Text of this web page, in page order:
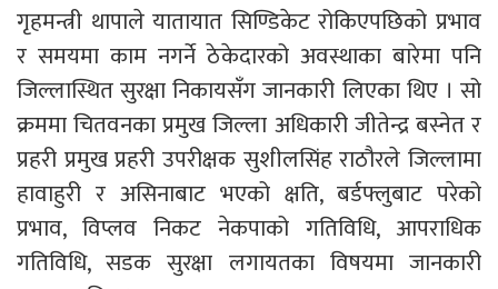
गृहमन्त्री थापाले यातायात सिण्डिकेट रोकिएपछिको प्रभाव
र समयमा काम नगर्ने ठेकेदारको अवस्थाका बारेमा पनि
जिल्लास्थित सुरक्षा निकायसँग जानकारी लिएका थिए । सो
क्रममा चितवनका प्रमुख जिल्ला अधिकारी जीतेन्द्र बस्नेत र
प्रहरी प्रमुख प्रहरी उपरीक्षक सुशीलसिंह राठौरले जिल्लामा
हावाहुरी र असिनाबाट भएको क्षति, बर्डफ्लुबाट परेको
प्रभाव, विप्लव निकट नेकपाको गतिविधि, आपराधिक
गतिविधि, सडक सुरक्षा लगायतका विषयमा जानकारी